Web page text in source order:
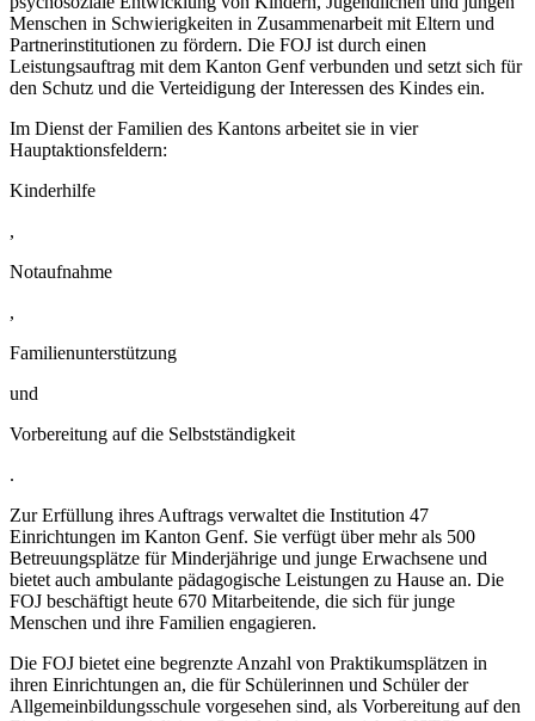
Menschen in Schwierigkeiten in Zusammenarbeit mit Eltern und
Partnerinstitutionen zu fördern. Die FOJ ist durch einen
Leistungsauftrag mit dem Kanton Genf verbunden und setzt sich für
den Schutz und die Verteidigung der Interessen des Kindes ein.
Im Dienst der Familien des Kantons arbeitet sie in vier
Hauptaktionsfeldern:
Kinderhilfe
,
Notaufnahme
,
Familienunterstützung
und
Vorbereitung auf die Selbstständigkeit
.
Zur Erfüllung ihres Auftrags verwaltet die Institution 47
Einrichtungen im Kanton Genf. Sie verfügt über mehr als 500
Betreuungsplätze für Minderjährige und junge Erwachsene und
bietet auch ambulante pädagogische Leistungen zu Hause an. Die
FOJ beschäftigt heute 670 Mitarbeitende, die sich für junge
Menschen und ihre Familien engagieren.
Die FOJ bietet eine begrenzte Anzahl von Praktikumsplätzen in
ihren Einrichtungen an, die für Schülerinnen und Schüler der
Allgemeinbildungsschule vorgesehen sind, als Vorbereitung auf den